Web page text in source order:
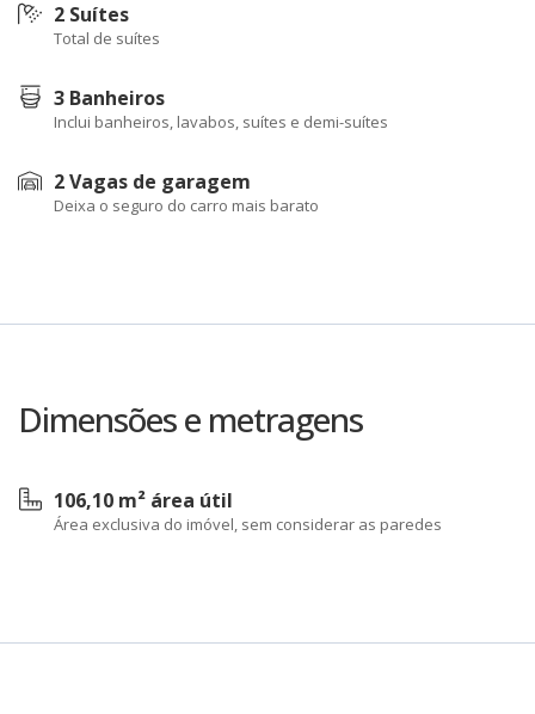
2 Suítes
Total de suítes
3 Banheiros
Inclui banheiros, lavabos, suítes e demi-suítes
2 Vagas de garagem
Deixa o seguro do carro mais barato
Dimensões e metragens
106,10 m² área útil
Área exclusiva do imóvel, sem considerar as paredes